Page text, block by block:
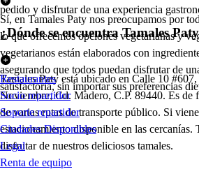
pedido y disfrutar de una experiencia
Sí, en Tamales Paty nos preocupamos por
lo que ofrecemos opciones vegetarianas y
vegetarianos están elaborados con
asegurando que todos puedan disfrutar de
satisfactoria, sin importar sus preferencias
¿Dónde se encuentra Tamales
Tamales Paty está ubicado en Calle 10
Noviembre, Cd. Madero, C.P. 89440. Es de
de varias rutas de transporte público. Si
estacionamiento disponible en las
disfrutar de nuestros deliciosos tamales.
Restaurantes
Socio repartidor
Soporte repartidor
Ciudades Disponibles
Legal
Renta de equipo